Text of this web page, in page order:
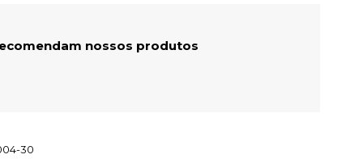
nossos produtos
30